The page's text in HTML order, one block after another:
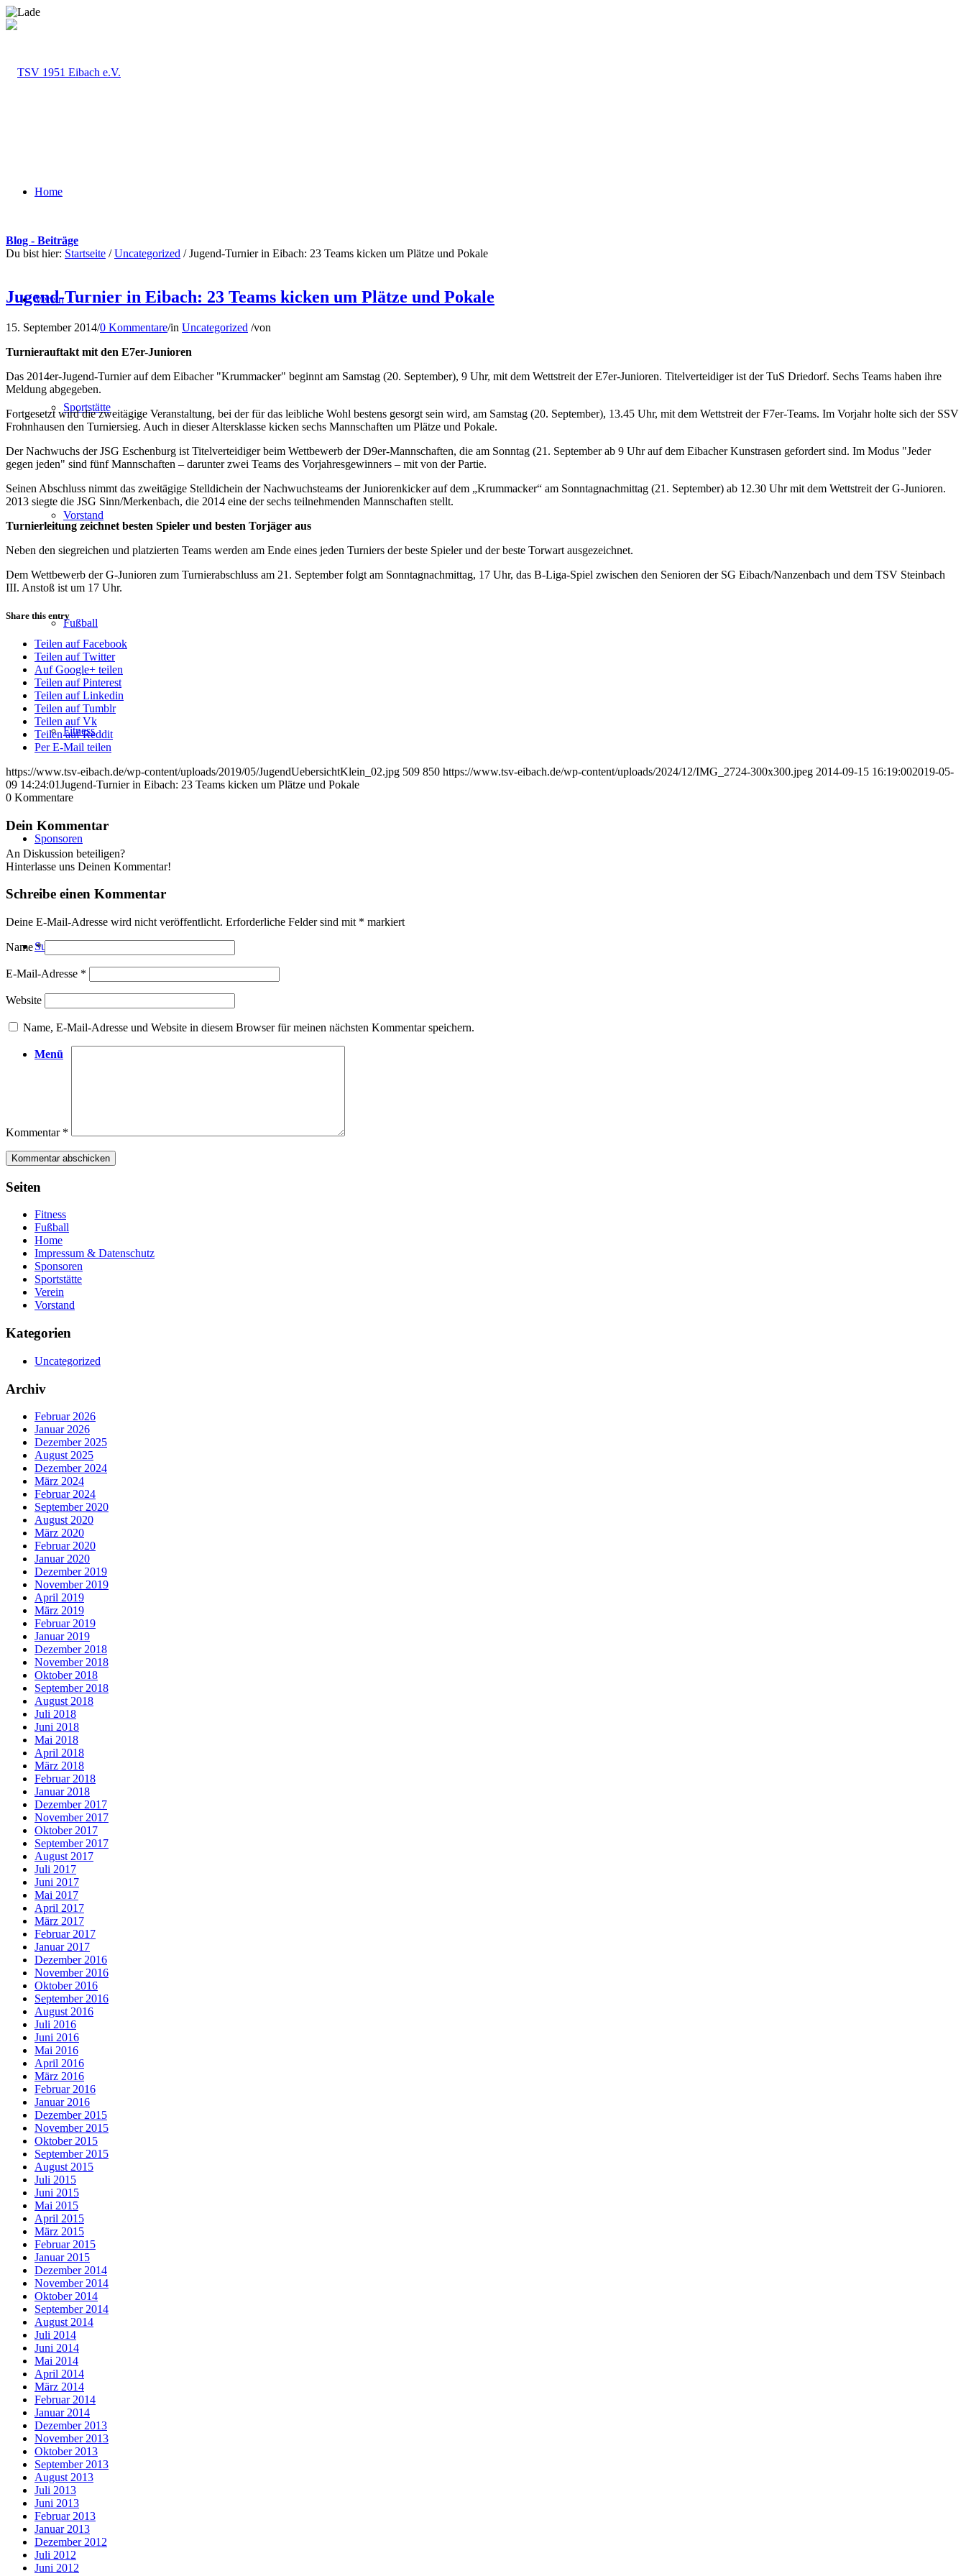
Home
Verein
Sportstätte
Vorstand
Fußball
Fitness
Sponsoren
Suche
Menü
Blog - Beiträge
Du bist hier: Startseite / Uncategorized / Jugend-Turnier in Eibach: 23 Teams kicken um Plätze und Pokale
Jugend-Turnier in Eibach: 23 Teams kicken um Plätze und Pokale
15. September 2014/0 Kommentare/in Uncategorized /von
Turnierauftakt mit den E7er-Junioren
Das 2014er-Jugend-Turnier auf dem Eibacher "Krummacker" beginnt am Samstag (20. September), 9 Uhr, mit dem Wettstreit der E7er-Junioren. Titelverteidiger ist der TuS Driedorf. Sechs Teams haben ihre
Meldung abgegeben.
Fortgesetzt wird die zweitägige Veranstaltung, bei der für das leibliche Wohl bestens gesorgt sein wird, am Samstag (20. September), 13.45 Uhr, mit dem Wettstreit der F7er-Teams. Im Vorjahr holte sich der SSV
Frohnhausen den Turniersieg. Auch in dieser Altersklasse kicken sechs Mannschaften um Plätze und Pokale.
Der Nachwuchs der JSG Eschenburg ist Titelverteidiger beim Wettbewerb der D9er-Mannschaften, die am Sonntag (21. September ab 9 Uhr auf dem Eibacher Kunstrasen gefordert sind. Im Modus "Jeder
gegen jeden" sind fünf Mannschaften – darunter zwei Teams des Vorjahresgewinners – mit von der Partie.
Seinen Abschluss nimmt das zweitägige Stelldichein der Nachwuchsteams der Juniorenkicker auf dem „Krummacker“ am Sonntagnachmittag (21. September) ab 12.30 Uhr mit dem Wettstreit der G-Junioren.
2013 siegte die JSG Sinn/Merkenbach, die 2014 eine der sechs teilnehmenden Mannschaften stellt.
Turnierleitung zeichnet besten Spieler und besten Torjäger aus
Neben den siegreichen und platzierten Teams werden am Ende eines jeden Turniers der beste Spieler und der beste Torwart ausgezeichnet.
Dem Wettbewerb der G-Junioren zum Turnierabschluss am 21. September folgt am Sonntagnachmittag, 17 Uhr, das B-Liga-Spiel zwischen den Senioren der SG Eibach/Nanzenbach und dem TSV Steinbach
III. Anstoß ist um 17 Uhr.
Share this entry
Teilen auf Facebook
Teilen auf Twitter
Auf Google+ teilen
Teilen auf Pinterest
Teilen auf Linkedin
Teilen auf Tumblr
Teilen auf Vk
Teilen auf Reddit
Per E-Mail teilen
https://www.tsv-eibach.de/wp-content/uploads/2019/05/JugendUebersichtKlein_02.jpg 509 850 https://www.tsv-eibach.de/wp-content/uploads/2024/12/IMG_2724-300x300.jpeg 2014-09-15 16:19:002019-05-
09 14:24:01Jugend-Turnier in Eibach: 23 Teams kicken um Plätze und Pokale
0 Kommentare
Dein Kommentar
An Diskussion beteiligen?
Hinterlasse uns Deinen Kommentar!
Schreibe einen Kommentar
Deine E-Mail-Adresse wird nicht veröffentlicht. Erforderliche Felder sind mit * markiert
Name*
E-Mail-Adresse *
Website
Name, E-Mail-Adresse und Website in diesem Browser für meinen nächsten Kommentar speichern.
Kommentar *
Seiten
Fitness
Fußball
Home
Impressum & Datenschutz
Sponsoren
Sportstätte
Verein
Vorstand
Kategorien
Uncategorized
Archiv
Februar 2026
Januar 2026
Dezember 2025
August 2025
Dezember 2024
März 2024
Februar 2024
September 2020
August 2020
März 2020
Februar 2020
Januar 2020
Dezember 2019
November 2019
April 2019
März 2019
Februar 2019
Januar 2019
Dezember 2018
November 2018
Oktober 2018
September 2018
August 2018
Juli 2018
Juni 2018
Mai 2018
April 2018
März 2018
Februar 2018
Januar 2018
Dezember 2017
November 2017
Oktober 2017
September 2017
August 2017
Juli 2017
Juni 2017
Mai 2017
April 2017
März 2017
Februar 2017
Januar 2017
Dezember 2016
November 2016
Oktober 2016
September 2016
August 2016
Juli 2016
Juni 2016
Mai 2016
April 2016
März 2016
Februar 2016
Januar 2016
Dezember 2015
November 2015
Oktober 2015
September 2015
August 2015
Juli 2015
Juni 2015
Mai 2015
April 2015
März 2015
Februar 2015
Januar 2015
Dezember 2014
November 2014
Oktober 2014
September 2014
August 2014
Juli 2014
Juni 2014
Mai 2014
April 2014
März 2014
Februar 2014
Januar 2014
Dezember 2013
November 2013
Oktober 2013
September 2013
August 2013
Juli 2013
Juni 2013
Februar 2013
Januar 2013
Dezember 2012
Juli 2012
Juni 2012